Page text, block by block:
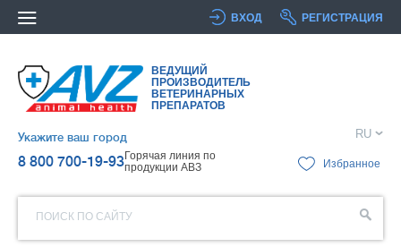
ВХОД РЕГИСТРАЦИЯ
ВЕДУЩИЙ
ПРОИЗВОДИТЕЛЬ
ВЕТЕРИНАРНЫХ
ПРЕПАРАТОВ
Укажите ваш город
8 800 700-19-93Горячая линия по
продукции АВЗ
RU
Избранное
ПОИСК ПО САЙТУ